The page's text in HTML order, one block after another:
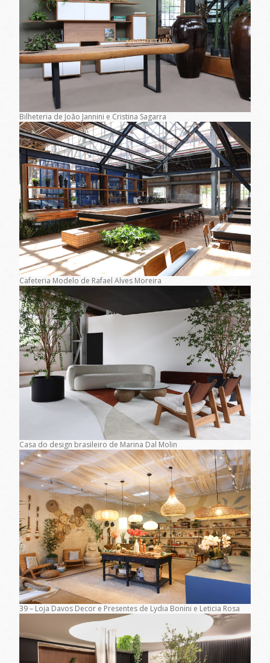
Bilheteria de João Jannini e Cristina Sagarra
Cafeteria Modelo de Rafael Alves Moreira
Casa do design brasileiro de Marina Dal Molin
39 – Loja Davos Decor e Presentes de Lydia Bonini e Leticia Rosa